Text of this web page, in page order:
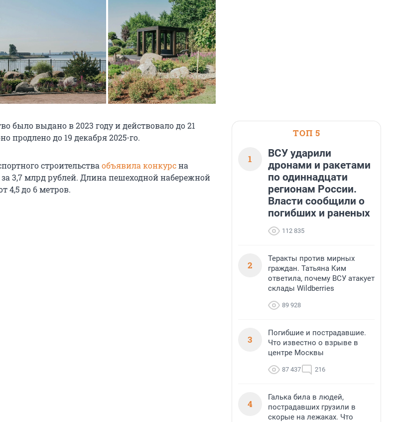
было выдано в 2023 году и действовало до 21
продлено до 19 декабря 2025-го.
строительства объявила конкурсна
3,7 млрд рублей. Длина пешеходной набережной
4,5 до 6 метров.
ТОП 5
1
ВСУ ударили
дронами и ракетами
по одиннадцати
регионам России.
Власти сообщили о
погибших и раненых
112 835
2
Теракты против мирных
граждан. Татьяна Ким
ответила, почему ВСУ атакует
склады Wildberries
89 928
3
Погибшие и пострадавшие.
Что известно о взрыве в
центре Москвы
87 437 216
4
Галька била в людей,
пострадавших грузили в
скорые на лежаках. Что